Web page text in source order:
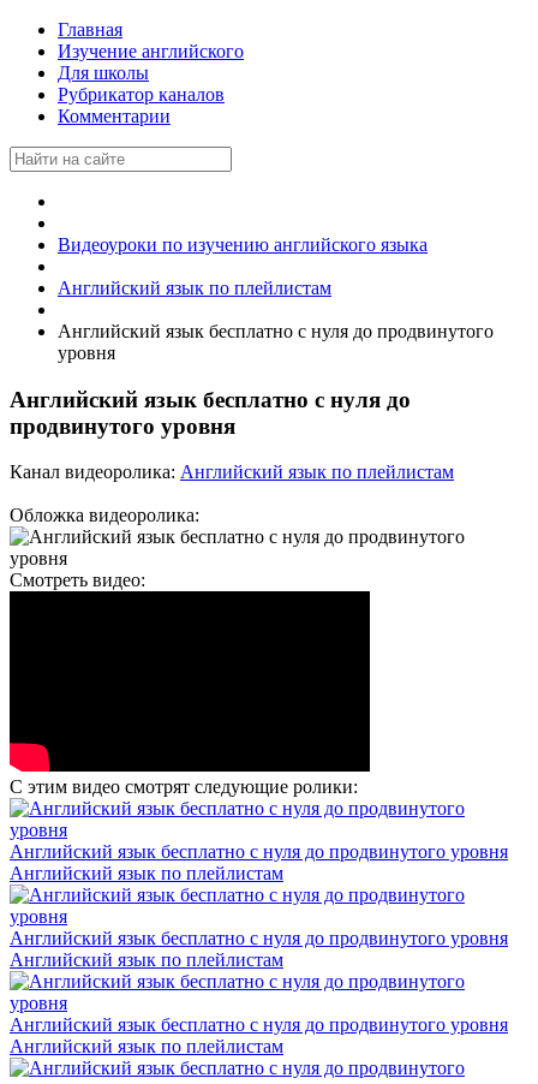
Главная
Изучение английского
Для школы
Рубрикатор каналов
Комментарии
Видеоуроки по изучению английского языка
Английский язык по плейлистам
Английский язык бесплатно с нуля до продвинутого
уровня
Английский язык бесплатно с нуля до
продвинутого уровня
Канал видеоролика: Английский язык по плейлистам
Обложка видеоролика:
Смотреть видео:
С этим видео смотрят следующие ролики:
Английский язык бесплатно с нуля до продвинутого уровня
Английский язык по плейлистам
Английский язык бесплатно с нуля до продвинутого уровня
Английский язык по плейлистам
Английский язык бесплатно с нуля до продвинутого уровня
Английский язык по плейлистам